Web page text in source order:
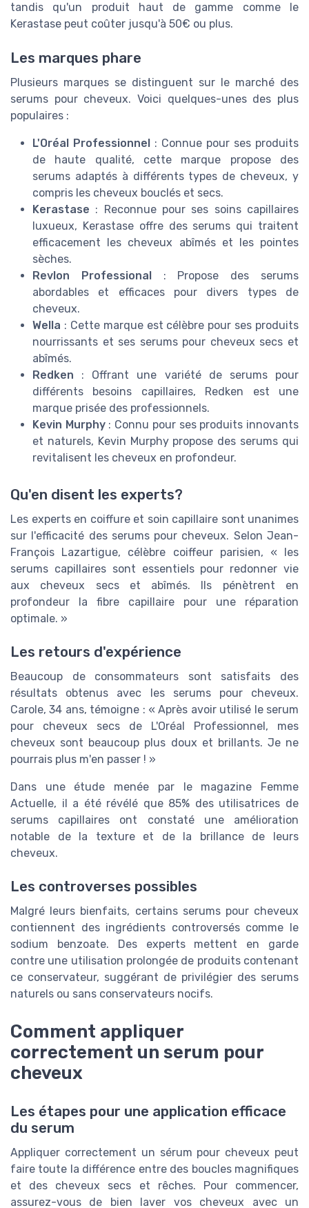
tandis qu'un produit haut de gamme comme le
Kerastase peut coûter jusqu'à 50€ ou plus.
Les marques phare
Plusieurs marques se distinguent sur le marché des
serums pour cheveux. Voici quelques-unes des plus
populaires :
L'Oréal Professionnel : Connue pour ses produits
de haute qualité, cette marque propose des
serums adaptés à différents types de cheveux, y
compris les cheveux bouclés et secs.
Kerastase : Reconnue pour ses soins capillaires
luxueux, Kerastase offre des serums qui traitent
efficacement les cheveux abîmés et les pointes
sèches.
Revlon Professional: Propose des serums
abordables et efficaces pour divers types de
cheveux.
Wella : Cette marque est célèbre pour ses produits
nourrissants et ses serums pour cheveux secs et
abîmés.
Redken : Offrant une variété de serums pour
différents besoins capillaires, Redken est une
marque prisée des professionnels.
Kevin Murphy: Connu pour ses produits innovants
et naturels, Kevin Murphy propose des serums qui
revitalisent les cheveux en profondeur.
Qu'en disent les experts?
Les experts en coiffure et soin capillaire sont unanimes
sur l'efficacité des serums pour cheveux. Selon Jean-
François Lazartigue, célèbre coiffeur parisien, « les
serums capillaires sont essentiels pour redonner vie
aux cheveux secs et abîmés. Ils pénètrent en
profondeur la fibre capillaire pour une réparation
optimale. »
Les retours d'expérience
Beaucoup de consommateurs sont satisfaits des
résultats obtenus avec les serums pour cheveux.
Carole, 34 ans, témoigne : « Après avoir utilisé le serum
pour cheveux secs de L'Oréal Professionnel, mes
cheveux sont beaucoup plus doux et brillants. Je ne
pourrais plus m'en passer ! »
Dans une étude menée par le magazine Femme
Actuelle, il a été révélé que 85% des utilisatrices de
serums capillaires ont constaté une amélioration
notable de la texture et de la brillance de leurs
cheveux.
Les controverses possibles
Malgré leurs bienfaits, certains serums pour cheveux
contiennent des ingrédients controversés comme le
sodium benzoate. Des experts mettent en garde
contre une utilisation prolongée de produits contenant
ce conservateur, suggérant de privilégier des serums
naturels ou sans conservateurs nocifs.
Comment appliquer
correctement un serum pour
cheveux
Les étapes pour une application efficace
du serum
Appliquer correctement un sérum pour cheveux peut
faire toute la différence entre des boucles magnifiques
et des cheveux secs et rêches. Pour commencer,
assurez-vous de bien laver vos cheveux avec un